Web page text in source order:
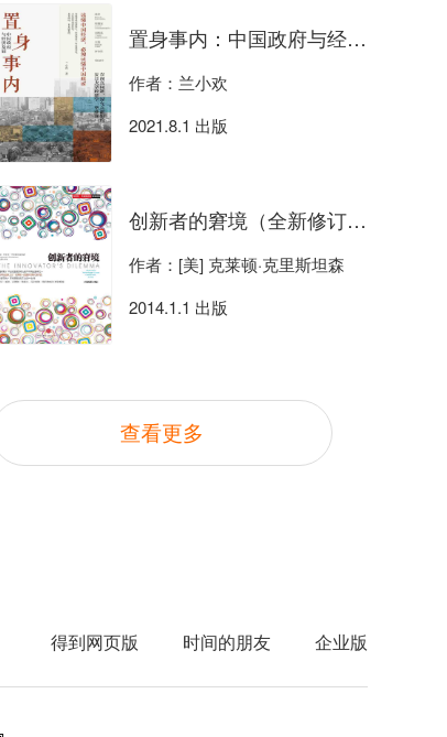
置身事内：中国政府与经济发展
作者：兰小欢
2021.8.1 出版
创新者的窘境（全新修订版）
作者：[美] 克莱顿·克里斯坦森
2014.1.1 出版
查看更多
得到网页版 时间的朋友 企业版